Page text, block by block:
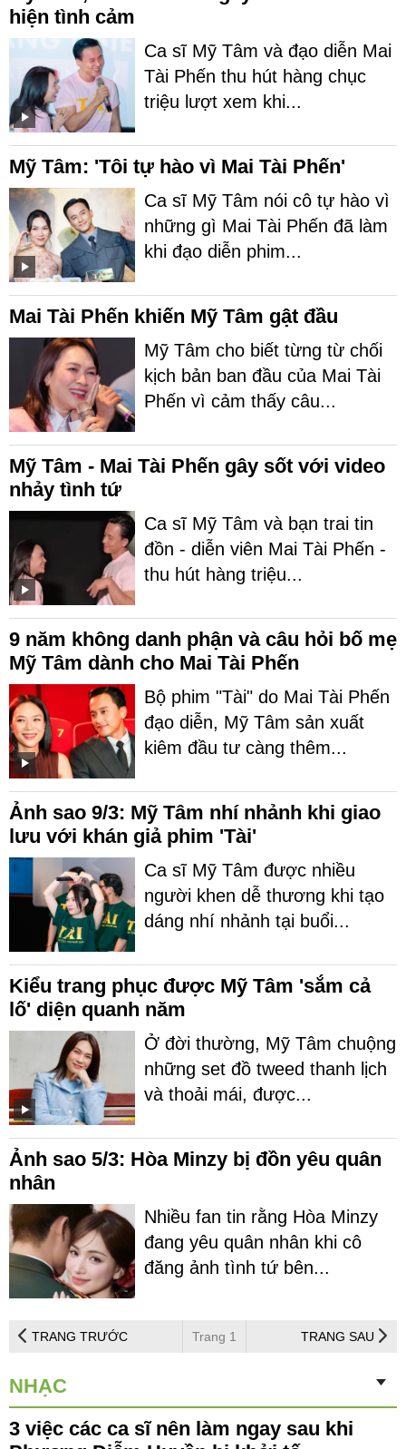
hiện tình cảm
Ca sĩ Mỹ Tâm và đạo diễn Mai
Tài Phến thu hút hàng chục
triệu lượt xem khi...
Mỹ Tâm: 'Tôi tự hào vì Mai Tài Phến'
Ca sĩ Mỹ Tâm nói cô tự hào vì
những gì Mai Tài Phến đã làm
khi đạo diễn phim...
Mai Tài Phến khiến Mỹ Tâm gật đầu
Mỹ Tâm cho biết từng từ chối
kịch bản ban đầu của Mai Tài
Phến vì cảm thấy câu...
Mỹ Tâm - Mai Tài Phến gây sốt với video
nhảy tình tứ
Ca sĩ Mỹ Tâm và bạn trai tin
đồn - diễn viên Mai Tài Phến -
thu hút hàng triệu...
9 năm không danh phận và câu hỏi bố mẹ
Mỹ Tâm dành cho Mai Tài Phến
Bộ phim "Tài" do Mai Tài Phến
đạo diễn, Mỹ Tâm sản xuất
kiêm đầu tư càng thêm...
Ảnh sao 9/3: Mỹ Tâm nhí nhảnh khi giao
lưu với khán giả phim 'Tài'
Ca sĩ Mỹ Tâm được nhiều
người khen dễ thương khi tạo
dáng nhí nhảnh tại buổi...
Kiểu trang phục được Mỹ Tâm 'sắm cả
lố' diện quanh năm
Ở đời thường, Mỹ Tâm chuộng
những set đồ tweed thanh lịch
và thoải mái, được...
Ảnh sao 5/3: Hòa Minzy bị đồn yêu quân
nhân
Nhiều fan tin rằng Hòa Minzy
đang yêu quân nhân khi cô
đăng ảnh tình tứ bên...
TRANG TRƯỚC Trang 1 TRANG SAU
NHẠC
3 việc các ca sĩ nên làm ngay sau khi